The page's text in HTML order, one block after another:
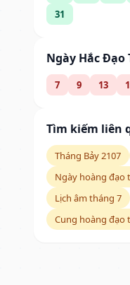
31
Ngày Hắc Đạo
7 9 13
Tìm kiếm liên
Tháng Bảy 2107
Ngày hoàng đạo
Lịch âm tháng 7
Cung hoàng đạo